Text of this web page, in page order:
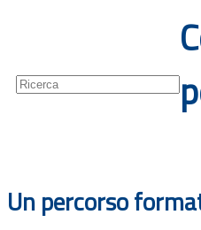
Un percorso